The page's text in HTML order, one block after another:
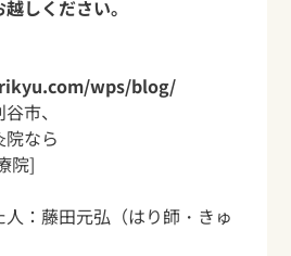
しください。
wps/blog/
市、
なら
院]
： 藤田元弘 （はり師・きゅ